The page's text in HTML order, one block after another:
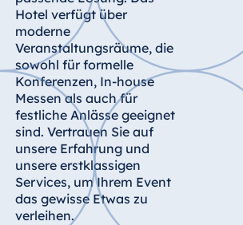
Hotel München
Hotel Stuttgart
Seehotel
Timmendorfer
Strand
TitiseeHotel
Titisee-Neustadt
Strandhotel
Travemünde
Hotel Ulm
Hotel verfügt über
moderne
Veranstaltungsräume, die
sowohl für formelle
Konferenzen, In-house
Messen als auch für
festliche Anlässe geeignet
sind. Vertrauen Sie auf
unsere Erfahrung und
unsere erstklassigen
Services, um Ihrem Event
das gewisse Etwas zu
verleihen.